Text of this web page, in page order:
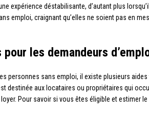
expérience déstabilisante, d’autant plus
emploi, craignant qu’elles ne soient pas en
les demandeurs
personnes sans emploi, il existe plusieurs aides
destinée aux locataires ou propriétaires qui
Pour savoir si vous êtes éligible et estimer